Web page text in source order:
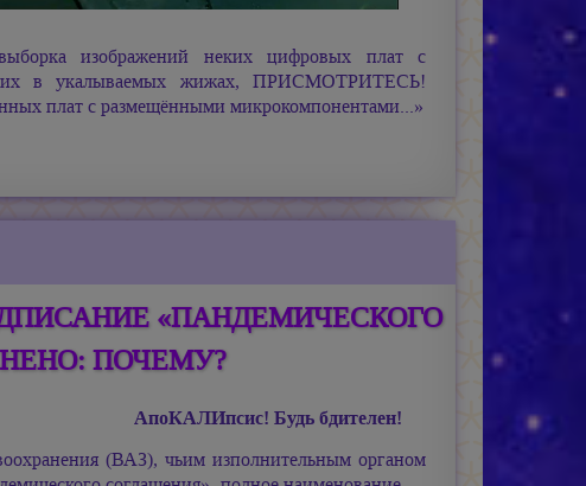
изображений неких цифровых плат с
них в укалываемых жижах, ПРИСМОТРИТЕСЬ!
плат с размещёнными микрокомпонентами...»
«ПАНДЕМИЧЕСКОГО
ПОЧЕМУ?
АпоКАЛИпсис! Будь бдителен!
(ВАЗ), чьим изполнительным органом